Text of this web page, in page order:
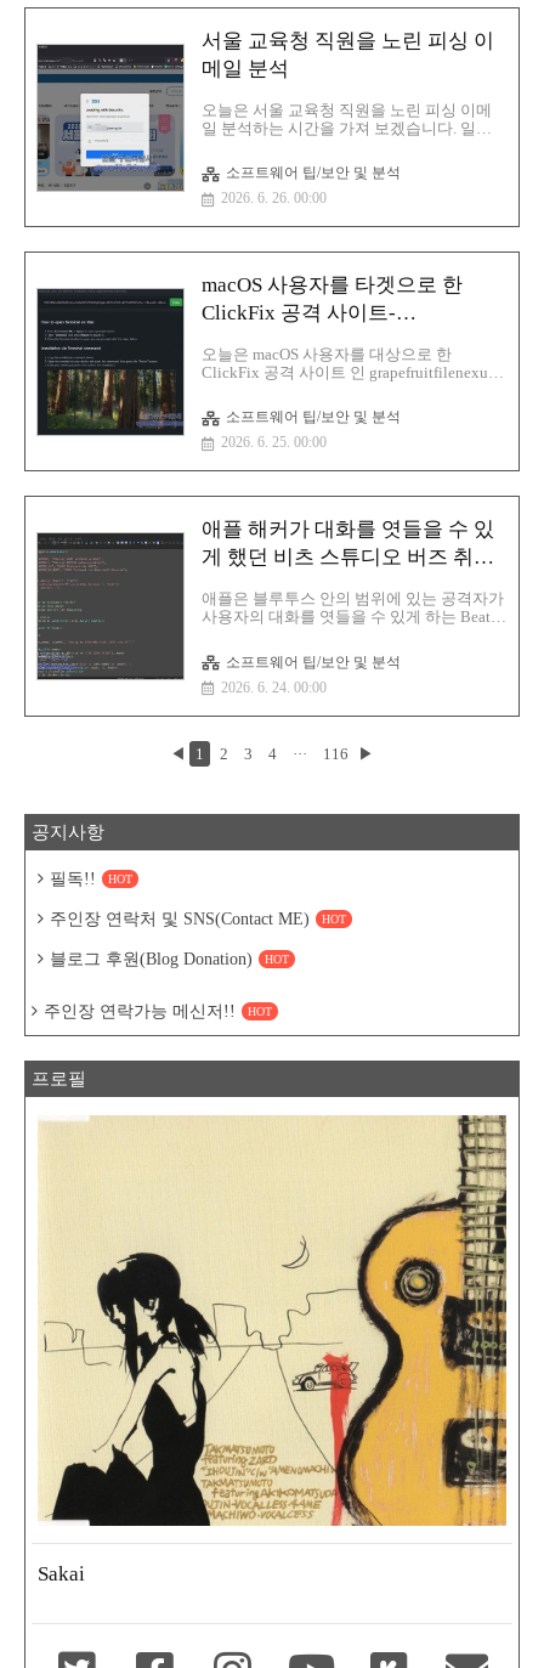
4=p,37=o,48=w,29=e는 이런 방식으..
서울 교육청 직원을 노린 피싱 이
메일 분석
오늘은 서울 교육청 직원을 노린 피싱 이메
일 분석하는 시간을 가져 보겠습니다. 일단
다.info@itechs(.)live그리고 피싱 제목은 [긴
급] 구버전 이메일 ???@sen(.)go(.)kr 업데이
트 및 조치 요청로 되어져 있습니다.안녕하
화되는 것을 방지하고 보다 체계적인 편지함
을 이용하시려면, 아래 버튼을 눌러 로그인
해 주시기 바랍니다. 지금 업그레이드하기
감사합니다.sen(.)go(.)kr 웹메일 지원팀 드림
이번은 서울 교육청 웹메일 지원팀이라고 돼
있지만, 사실은 아님이메일 헤더 분석정상적
인 sen(.)go(.)kr 발신 메일이 아닌 외부 도메
인 itechs(.)live를 이용해 ..
소프트웨어 팁/보안 및 분석
2026. 6. 26. 00:00
macOS 사용자를 타겟으로 한
ClickFix 공격 사이트-
오늘은 macOS 사용자를 대상으로 한
ClickFix 공격 사이트 인 grapefruitfilenexus
정확하지는 않지만 Grapefruit(그레이프프루
트) 즉 Mac을 사용해 아이폰 앱에 보안 취약
점이 없는지 혹은 어떻게 만들어졌는지 해킹
다.hxxp://grapefruitfilenexus(.)com/해당 사
이트는 일단 기본적으로 hxxp 로 인증서가
없는 것이 보이고 여기서 함정으로 GitHub
으로 되어 있는 것이 보일 것입니다. 해당
GitHub 하고는 상관없습니다. 일단 정확히는
맥 사용자를 노리는 클릭픽스(ClickFix) 사이
트입니다.여기서 보면 다음과 같은 사이트
주소..
소프트웨어 팁/보안 및 분석
2026. 6. 25. 00:00
애플 해커가 대화를 엿들을 수 있
게 했던 비츠 스튜디오 버즈 취약
애플은 블루투스 안의 범위에 있는 공격자가
사용자의 대화를 엿들을 수 있게 하는 Beats
고위험 결함을 수정하기 위한 보안 업데이트
를 출시했습니다.애플은 화요일 발표된 권고
문에서, 블루투스 안의 범위에 있는 공격자
대화를 엿들을 수 있다고 설명했습니다.이는
오픈 소스 코드의 취약점이며, 애플 소프트
애플은 Beats Firmware Update 1B211 을 통
헤드폰이 페어링된 상태에서 사용자의 아이
소프트웨어 팁/보안 및 분석
2026. 6. 24. 00:00
◀ 1 2 3 4 ··· 116 ▶
공지사항
필독!! HOT
주인장 연락처 및 SNS(Contact ME) HOT
블로그 후원(Blog Donation) HOT
주인장 연락가능 메신저!! HOT
프로필
Sakai